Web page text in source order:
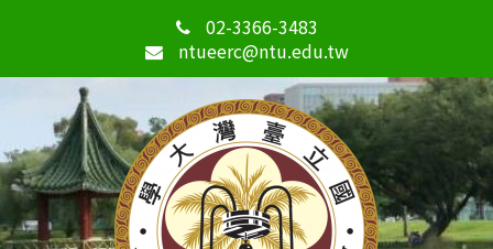
02-3366-3483
ntueerc@ntu.edu.tw